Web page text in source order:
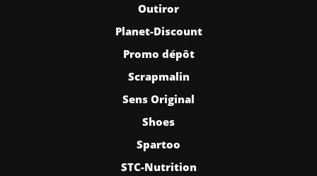
Outiror
Planet-Discount
Promo dépôt
Scrapmalin
Sens Original
Shoes
Spartoo
STC-Nutrition